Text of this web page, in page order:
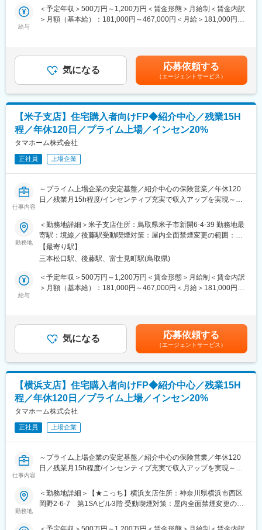
価する風土があります。
低価格×良品質を強みに成長を続けており、安定した顧客基盤があ
ります。年休120日、残業月15時間程度に加え、住宅手当や資格
手当など福利厚生も充実。長期的に成果を上げながら働きやすさ
も実現できる環境です。
変更の範囲：本文参照
【変更の範囲：会社の定める業務】
・お客様ニーズに合わせた住宅ローンのご提案
・同社で建築されたお客様へ火災保険の販売および住宅営業担当
者の販売支援（火災保険は基本的には住宅営業担当者が販売致し
社の乗合代理店のため複数の商品から厳選してご提案が可能で
す）
■業務の特徴：
金融部FP担当は住宅購入時に上記の金融サービスの提供を通じ、
お客様へ安心を提供し一生涯のパートナーとしてお客様満足度の
向上を担える大変やりがいのある職種です。火災保険・住宅ロー
ンの実務未経験の方でも、入社後に所定の研修を実施し、専門知
識や営業スキルは習得できるため安心して就業いただけます。FP
担当1人あたり月平均で1回2時間程度の商談機会が20回ほどあり
■本ポジションの魅力：
・平均歩合(生命保険販売)：一般職：70万円／主任職：120万円／
係長職：185万 ※年間／2020年実績
■同社の魅力：
アメリカを訪れたときに感じたこの想いこそ、タマホームの原点
です。同社は「HAPPY Life HAPPY Home タマホーム」のCMで
おなじみの低価格良質住宅市場のリーディングカンパニーです。
低価格×良品質が同社の強みであり、独自の流通／調達／工事を導
入したことで一般的な住宅坪単価の約半分の値段を実現していま
す。さらに住宅性能も7項目中6項目が最高等級を取得し、低価格
×良品質の注文住宅を実現しています。
変更の範囲：本文参照
給与
＜予定年収＞500万円～1,200万円＜賃金形態＞月給制＜賃金内訳
＞月額（基本給）：181,000円～467,000円＜月給＞181,000円～
す。■昇給：年1回（6月）■賞与：年2回（6、12月）※業績連動型
賃金はあくまでも目安の金額であり、選考を通じて上下する可能
性があります。月給(月額)は固定手当を含めた表記です。
気になる 応募依頼する
（エージェントサービス）
【米子支店】住宅購入者向けFP◆紹介中心／残業15H
程／年休120日／プライム上場／インセン20%
タマホーム株式会社
正社員 上場企業
仕事内容
～プライム上場企業の安定基盤／紹介中心の保険営業／年休120
日／残業月15h程度/インセンティブ充実で収入アップを実現～
■職務概要：
当社は累計引渡し棟数14万棟超を誇る低価格×良品質住宅のリー
ディングカンパニーです。
生命保険の提案先を自ら開拓する営業ではなく、住宅購入を検討
するお客様のライフプラン設計から関わる営業スタイルです。
住宅ローン・火災保険・生命保険をワンストップで提案し、お客
様の住まいと人生を支える総合コンサルタントとして活躍できま
・住宅購入を検討するお客様へのライフプラン設計およびFP相談
対応
・住宅ローンや住宅資金計画に関する提案および各種手続き支援
業
・社内住宅営業との関係構築および紹介案件獲得のための連携強
化
■組織構成：
金融部門に所属し、住宅営業担当と密接に連携しながら業務を推
進します。
■本ポジションの魅力：
住宅購入をきっかけとした顧客紹介型営業のため、飛び込みやテ
きます。
生命保険販売実績に応じたインセンティブ制度を導入しており、
が可能です。一般職平均70万円、主任職平均120万円、係長職平
勤務地
＜勤務地詳細＞米子支店住所：鳥取県米子市新開6-4-39 勤務地最
寄駅：境線／後藤駅受動喫煙対策：屋内全面禁煙変更の範囲：会
社の定める事業所
【最寄り駅】
三本松口駅、後藤駅、富士見町駅(鳥取県)
給与
＜予定年収＞500万円～1,200万円＜賃金形態＞月給制＜賃金内訳
＞月額（基本給）：181,000円～467,000円＜月給＞181,000円～
す。■昇給：年1回（6月）■賞与：年2回（6、12月）※業績連動型
賃金はあくまでも目安の金額であり、選考を通じて上下する可能
性があります。月給(月額)は固定手当を含めた表記です。
気になる 応募依頼する
（エージェントサービス）
【横浜支店】住宅購入者向けFP◆紹介中心／残業15H
程／年休120日／プライム上場／インセン20%
タマホーム株式会社
正社員 上場企業
仕事内容
～プライム上場企業の安定基盤／紹介中心の保険営業／年休120
日／残業月15h程度/インセンティブ充実で収入アップを実現～
■職務概要：
当社は累計引渡し棟数14万棟超を誇る低価格×良品質住宅のリー
勤務地
＜勤務地詳細＞【★こっち】横浜支店住所：神奈川県横浜市西区
岡野2-6-7 第1SAビル3階 受動喫煙対策：屋内全面禁煙変更の範